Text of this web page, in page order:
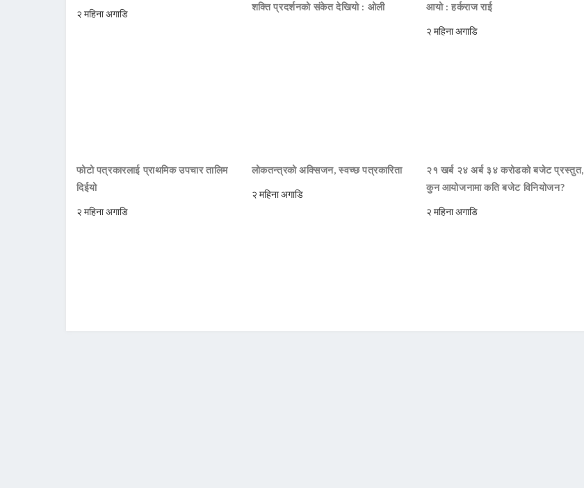
२ महिना अगाडि
शक्ति प्रदर्शनको संकेत देखियो : ओली
आयो : हर्कराज राई
२ महिना अगाडि
फोटो पत्रकारलाई प्राथमिक उपचार तालिम
दिईयो
२ महिना अगाडि
लोकतन्त्रको अक्सिजन, स्वच्छ पत्रकारिता
२ महिना अगाडि
२१ खर्ब २४ अर्ब ३४ करोडको बजेट प्रस्तुत,
कुन आयोजनामा कति बजेट विनियोजन?
२ महिना अगाडि